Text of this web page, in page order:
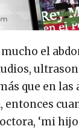
el
que en las
entonces
‘mi